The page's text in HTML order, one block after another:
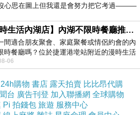
不過，藍白以「違反一中憲
人所難。（目前李是戶籍已放
放棄。）
拒絕撤銷任何陸配的中國國
台灣是其領土，另一方面，
，成為其政治工具。中共國
民都視為潛在間諜，有義務
心思在圖上但我還是會努力把它考過———
【漫時生活內湖店】內湖不限時餐廳推薦｜捷運港墘站美食，聚餐、約會、家庭聚會首選，正餐甜點一次滿足
間適合朋友聚會、家庭聚餐或情侶約會的內
時餐廳嗎？位於捷運港墘站附近的漫時生活
，從捷運站步行約4分鐘即可抵
06
24h購物 書店 露天拍賣 比比昂代購
台 廣告刊登 加入聯播網 全球購物
Pi 拍錢包 旅遊 服務中心